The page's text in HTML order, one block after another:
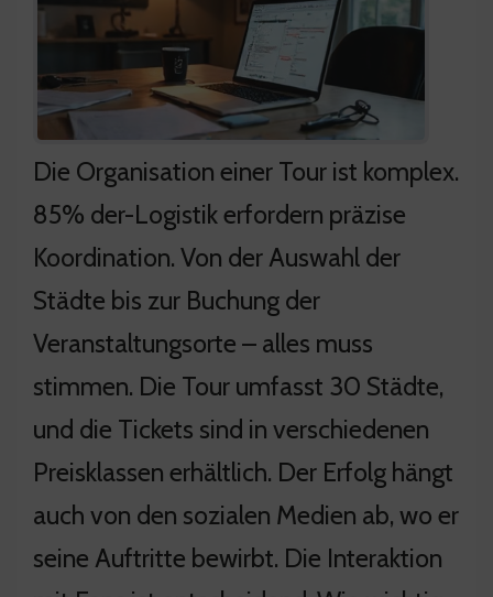
Die Organisation einer Tour ist komplex.
85% der-Logistik erfordern präzise
Koordination. Von der Auswahl der
Städte bis zur Buchung der
Veranstaltungsorte – alles muss
stimmen. Die Tour umfasst 30 Städte,
und die Tickets sind in verschiedenen
Preisklassen erhältlich. Der Erfolg hängt
auch von den sozialen Medien ab, wo er
seine Auftritte bewirbt. Die Interaktion